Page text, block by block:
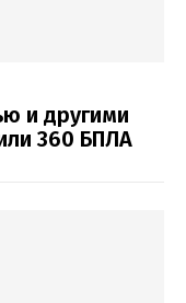
и другими
360 БПЛА